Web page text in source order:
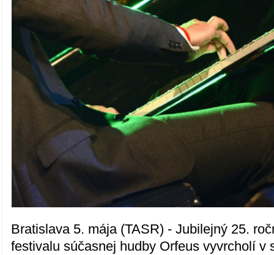
Bratislava 5. mája (TASR) - Jubilejný 25.
festivalu súčasnej hudby Orfeus vyvrcholí v